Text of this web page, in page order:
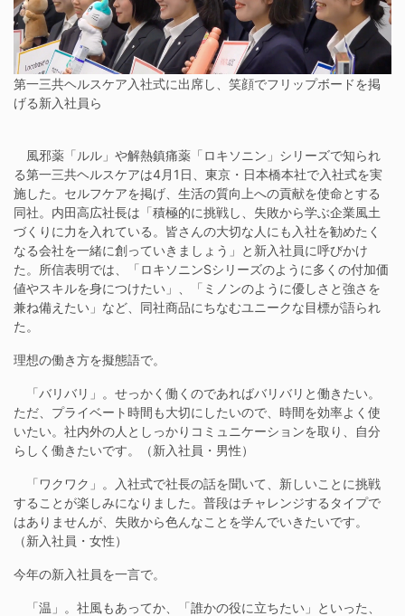
第一三共ヘルスケア入社式に出席し、笑顔でフリップボードを掲
げる新入社員ら
風邪薬「ルル」や解熱鎮痛薬「ロキソニン」シリーズで知られ
る第一三共ヘルスケアは4月1日、東京・日本橋本社で入社式を実
施した。セルフケアを掲げ、生活の質向上への貢献を使命とする
同社。内田高広社長は「積極的に挑戦し、失敗から学ぶ企業風土
づくりに力を入れている。皆さんの大切な人にも入社を勧めたく
なる会社を一緒に創っていきましょう」と新入社員に呼びかけ
た。所信表明では、「ロキソニンSシリーズのように多くの付加価
値やスキルを身につけたい」、「ミノンのように優しさと強さを
兼ね備えたい」など、同社商品にちなむユニークな目標が語られ
た。
理想の働き方を擬態語で。
「バリバリ」。せっかく働くのであればバリバリと働きたい。
ただ、プライベート時間も大切にしたいので、時間を効率よく使
いたい。社内外の人としっかりコミュニケーションを取り、自分
らしく働きたいです。（新入社員・男性）
「ワクワク」。入社式で社長の話を聞いて、新しいことに挑戦
することが楽しみになりました。普段はチャレンジするタイプで
はありませんが、失敗から色んなことを学んでいきたいです。
（新入社員・女性）
今年の新入社員を一言で。
「温」。社風もあってか、「誰かの役に立ちたい」といった、